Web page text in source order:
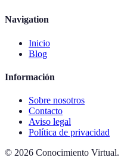
Navigation
Inicio
Blog
Información
Sobre nosotros
Contacto
Aviso legal
Política de privacidad
© 2026 Conocimiento Virtual.